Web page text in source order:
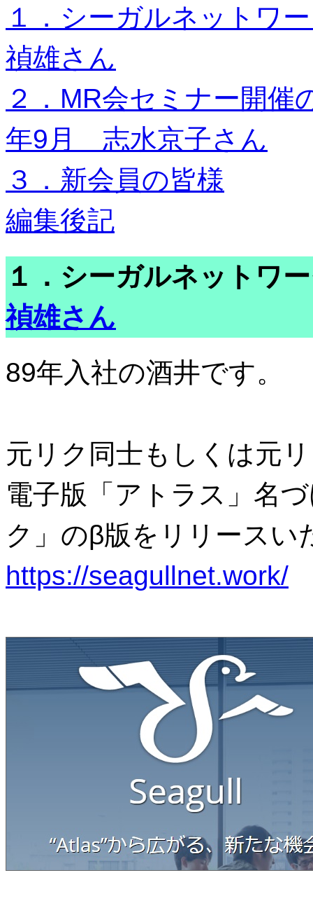
１．シーガルネットワ
禎雄さん
２．MR会セミナー開
年9月 志水京子さん
３．新会員の皆様
編集後記
１．シーガルネットワ
禎雄さん
89年入社の酒井です。
元リク同士もしくは元
電子版「アトラス」名
ク」のβ版をリリースい
https://seagullnet.work/